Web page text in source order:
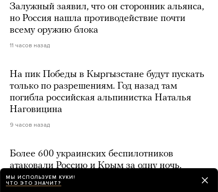
Залужный заявил, что он сторонник альянса,
но Россия нашла противодействие почти
всему оружию блока
11 часов назад
На пик Победы в Кыргызстане будут пускать
только по разрешениям. Год назад там
погибла российская альпинистка Наталья
Наговицина
9 часов назад
Более 600 украинских беспилотников
атаковали Россию и Крым за одну ночь.
В Тверской области под удар опять попал
склад Wildberries
МЫ ИСПОЛЬЗУЕМ КУКИ!
ЧТО ЭТО ЗНАЧИТ?